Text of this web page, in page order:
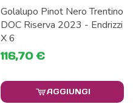
Golalupo Pinot Nero Trentino
DOC Riserva 2023 - Endrizzi
X 6
116,70 €
AGGIUNGI